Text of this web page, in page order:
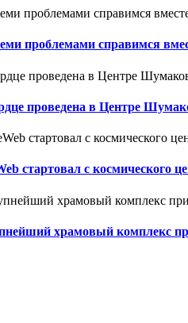
проблемами справимся
проведена в Центре
стартовал с космического
храмовый комплекс